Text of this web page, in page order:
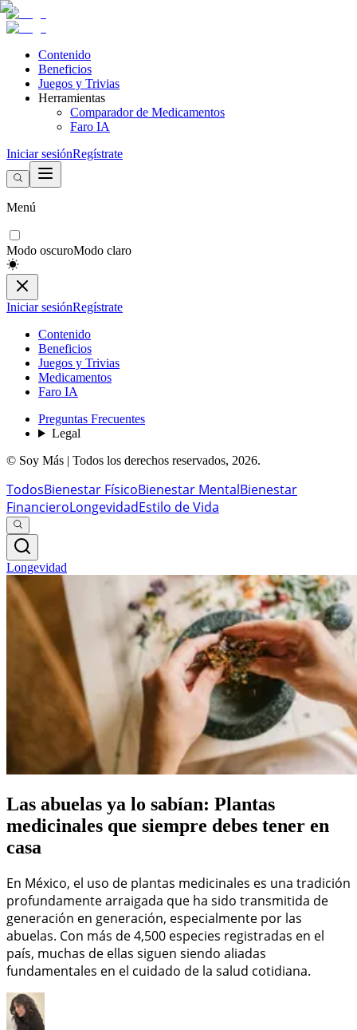
Contenido
Beneficios
Juegos y Trivias
Herramientas
Comparador de Medicamentos
Faro IA
Iniciar sesiónRegístrate
Menú
Modo oscuroModo claro
Iniciar sesiónRegístrate
Contenido
Beneficios
Juegos y Trivias
Medicamentos
Faro IA
Preguntas Frecuentes
Legal
© Soy Más | Todos los derechos reservados, 2026.
TodosBienestar FísicoBienestar MentalBienestar
FinancieroLongevidadEstilo de Vida
Longevidad
Las abuelas ya lo sabían: Plantas
medicinales que siempre debes tener en
casa
En México, el uso de plantas medicinales es una tradición
profundamente arraigada que ha sido transmitida de
generación en generación, especialmente por las
abuelas. Con más de 4,500 especies registradas en el
país, muchas de ellas siguen siendo aliadas
fundamentales en el cuidado de la salud cotidiana.